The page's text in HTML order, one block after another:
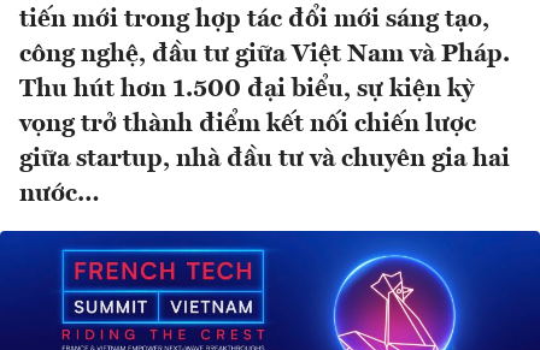
tiến mới trong hợp tác đổi mới sáng tạo,
công nghệ, đầu tư giữa Việt Nam và Pháp.
Thu hút hơn 1.500 đại biểu, sự kiện kỳ
vọng trở thành điểm kết nối chiến lược
giữa startup, nhà đầu tư và chuyên gia hai
nước…